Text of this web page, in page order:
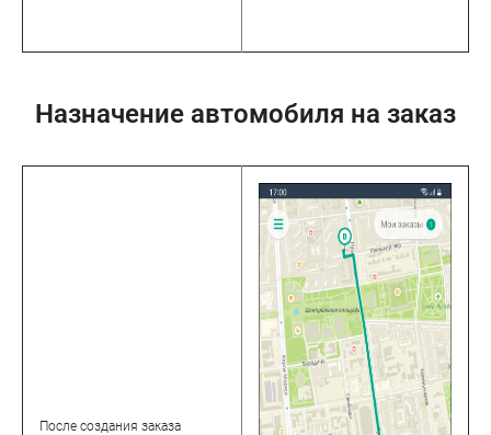
Назначение автомобиля на заказ
После создания заказа